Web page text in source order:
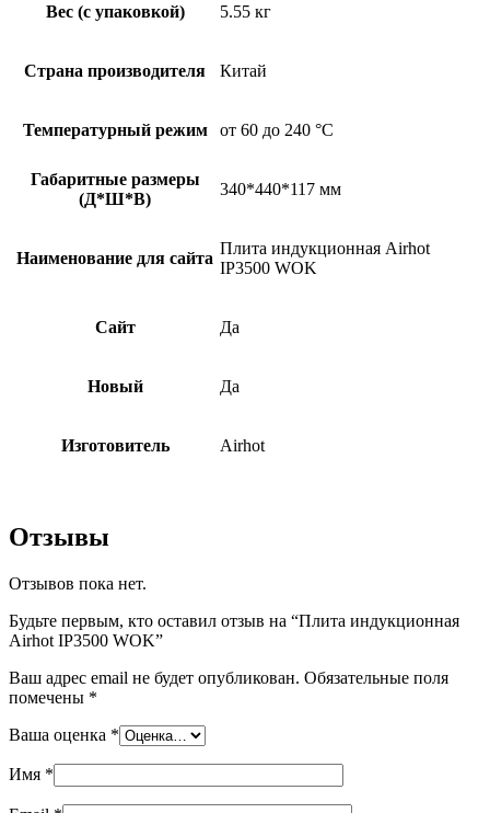
Вес (с упаковкой) 5.55 кг
Страна производителя Китай
Температурный режим от 60 до 240 °С
Габаритные размеры
(Д*Ш*В)
340*440*117 мм
Наименование для сайта
Плита индукционная Airhot
IP3500 WOK
Сайт Да
Новый Да
Изготовитель Airhot
Отзывы
Отзывов пока нет.
Будьте первым, кто оставил отзыв на “Плита индукционная
Airhot IP3500 WOK”
Ваш адрес email не будет опубликован. Обязательные поля
помечены *
Ваша оценка *
Имя *